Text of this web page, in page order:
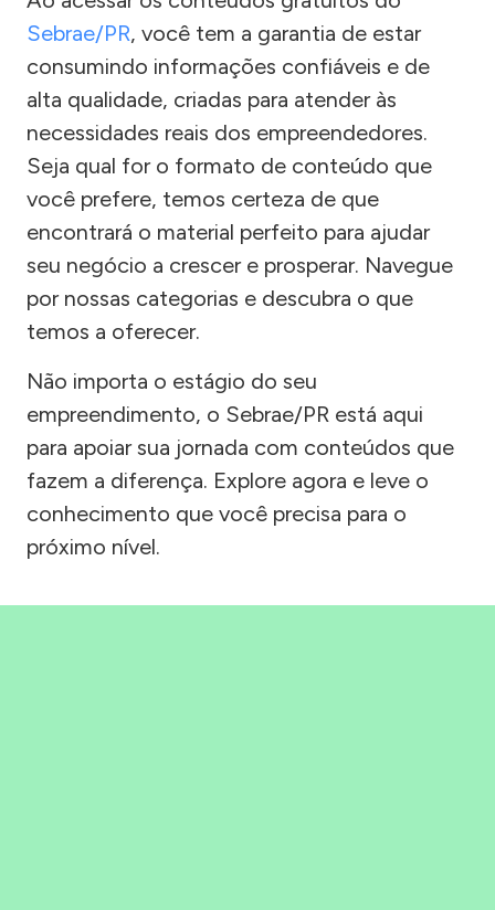
Sebrae/PR, você tem a garantia de estar
consumindo informações confiáveis e de
alta qualidade, criadas para atender às
necessidades reais dos empreendedores.
Seja qual for o formato de conteúdo que
você prefere, temos certeza de que
encontrará o material perfeito para ajudar
seu negócio a crescer e prosperar. Navegue
por nossas categorias e descubra o que
temos a oferecer.
Não importa o estágio do seu
empreendimento, o Sebrae/PR está aqui
para apoiar sua jornada com conteúdos que
fazem a diferença. Explore agora e leve o
conhecimento que você precisa para o
próximo nível.